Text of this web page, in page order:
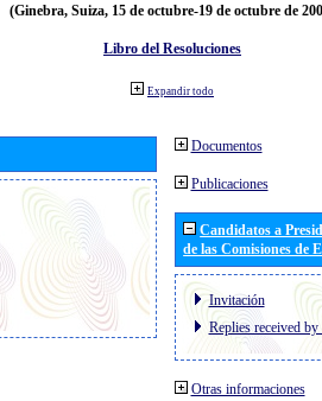
(Ginebra, Suiza, 15 de octubre-19 de octubre de
Libro del Resoluciones
Expandir todo
Documentos
Publicaciones
Candidatos a
de las Comisiones de
Invitación
Replies received by
Otras informaciones